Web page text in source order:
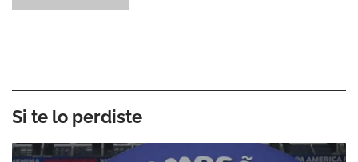
Si te lo perdiste